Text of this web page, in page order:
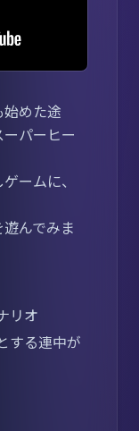
めた途
パーヒー
ームに、
んでみま
リオ
する連中が